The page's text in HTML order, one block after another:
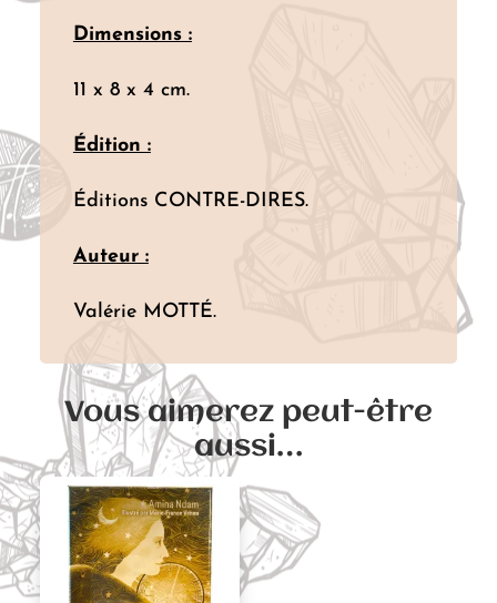
Dimensions :
11 x 8 x 4 cm.
Édition :
Éditions CONTRE-DIRES.
Auteur :
Valérie MOTTÉ.
Vous aimerez peut-être
aussi…